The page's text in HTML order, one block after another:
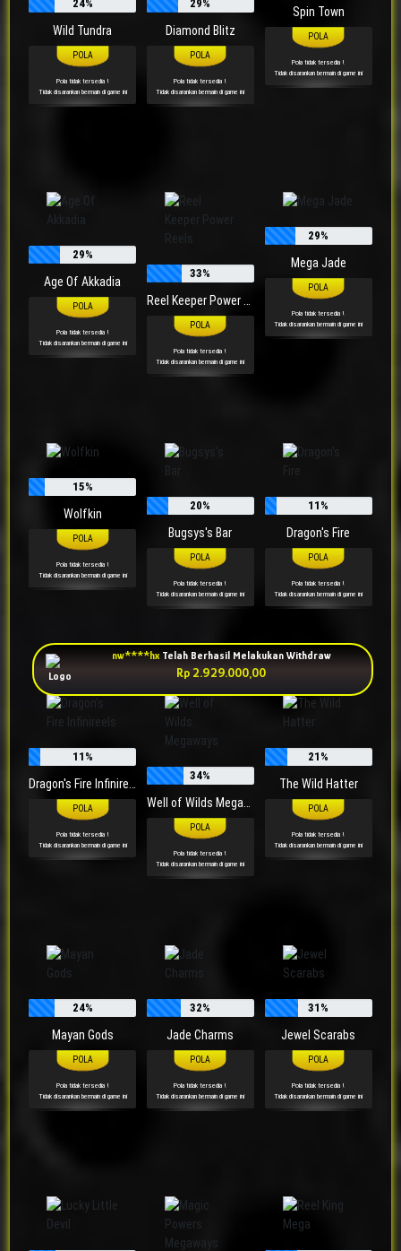
24%
Wild Tundra
Pola tidak tersedia !
Tidak disarankan bermain di game ini
29%
Diamond Blitz
Pola tidak tersedia !
Tidak disarankan bermain di game ini
Spin Town
Pola tidak tersedia !
Tidak disarankan bermain di game ini
29%
Age Of Akkadia
Pola tidak tersedia !
Tidak disarankan bermain di game ini
33%
Reel Keeper Power Reels
Pola tidak tersedia !
Tidak disarankan bermain di game ini
29%
Mega Jade
Pola tidak tersedia !
Tidak disarankan bermain di game ini
15%
Wolfkin
Pola tidak tersedia !
Tidak disarankan bermain di game ini
20%
Bugsys's Bar
Pola tidak tersedia !
Tidak disarankan bermain di game ini
11%
Dragon's Fire
Pola tidak tersedia !
Tidak disarankan bermain di game ini
11%
Dragon's Fire Infinireels
Pola tidak tersedia !
Tidak disarankan bermain di game ini
34%
Well of Wilds Megaways
Pola tidak tersedia !
Tidak disarankan bermain di game ini
21%
The Wild Hatter
Pola tidak tersedia !
Tidak disarankan bermain di game ini
24%
Mayan Gods
Pola tidak tersedia !
Tidak disarankan bermain di game ini
32%
Jade Charms
Pola tidak tersedia !
Tidak disarankan bermain di game ini
31%
Jewel Scarabs
Pola tidak tersedia !
Tidak disarankan bermain di game ini